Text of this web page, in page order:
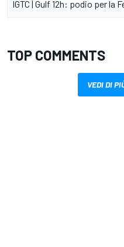
IGTC | Gulf 12h: podio per la
TOP COMMENTS
VEDI DI